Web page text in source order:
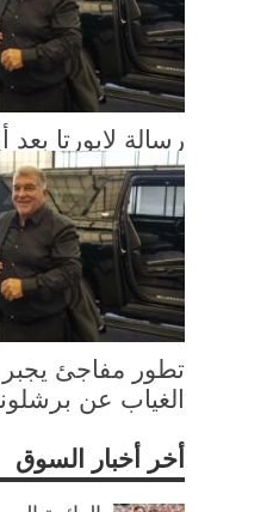
رسالة لابورتا
تطور مفاجئ يجبر
الغياب عن
أخر أخبار السوق